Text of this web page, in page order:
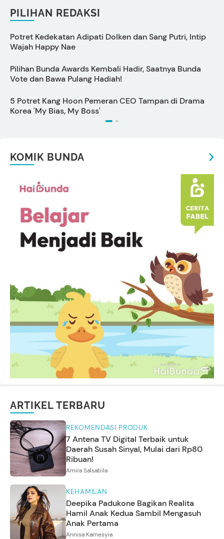
PILIHAN REDAKSI
Potret Kedekatan Adipati Dolken dan Sang Putri, Intip
Wajah Happy Nae
Pilihan Bunda Awards Kembali Hadir, Saatnya Bunda
Vote dan Bawa Pulang Hadiah!
5 Potret Kang Hoon Pemeran CEO Tampan di Drama
Korea 'My Bias, My Boss'
KOMIK BUNDA
ARTIKEL TERBARU
REKOMENDASI PRODUK
7 Antena TV Digital Terbaik untuk
Daerah Susah Sinyal, Mulai dari Rp80
Ribuan!
Amira Salsabila
KEHAMILAN
Deepika Padukone Bagikan Realita
Hamil Anak Kedua Sambil Mengasuh
Anak Pertama
Annisa Karnesyia